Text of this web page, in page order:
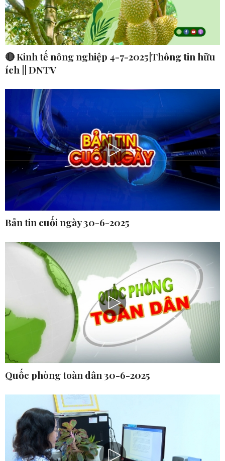
🔴 Kinh tế nông nghiệp 4-7-2025|Thông tin hữu
ích || DNTV
Bản tin cuối ngày 30-6-2025
Quốc phòng toàn dân 30-6-2025